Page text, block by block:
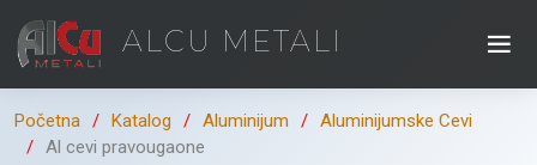
ALCU METALI
Početna Katalog Aluminijum
Aluminijumske Cevi
Al cevi pravougaone